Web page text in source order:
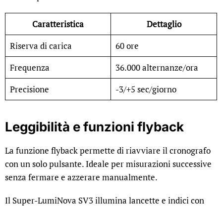
Caratteristica
Dettaglio
Riserva di carica
60 ore
Frequenza
36.000 alternanze/ora
Precisione
-3/+5 sec/giorno
Leggibilità e funzioni flyback
La funzione flyback permette di riavviare il cronografo
con un solo pulsante. Ideale per misurazioni successive
senza fermare e azzerare manualmente.
Il Super-LumiNova SV3 illumina lancette e indici con